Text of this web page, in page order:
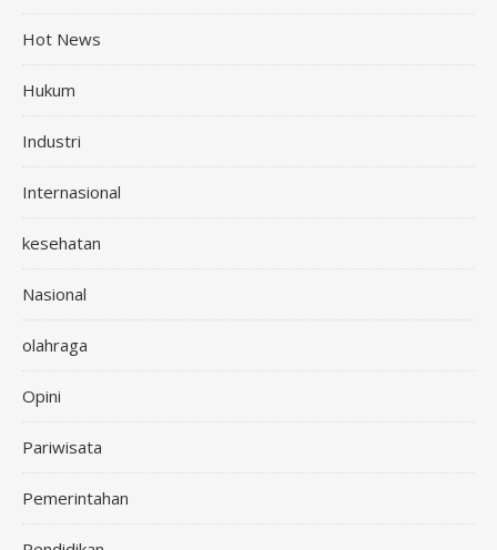
Hot News
Hukum
Industri
Internasional
kesehatan
Nasional
olahraga
Opini
Pariwisata
Pemerintahan